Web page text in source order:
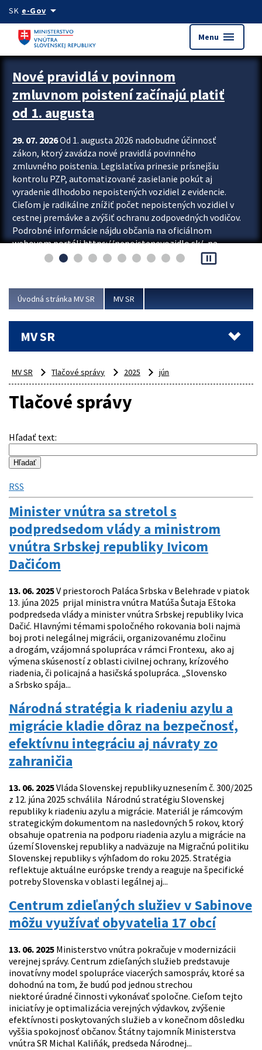
Preskocit na hlavný obsah
SK e-Govarrow_drop_down
Menu menu
Zastavit automatický posun upútavok
Nové pravidlá v povinnom
zmluvnom poistení začínajú platiť
od 1. augusta
29. 07. 2026Od 1. augusta 2026 nadobudne účinnosť
zákon, ktorý zavádza nové pravidlá povinného
zmluvného poistenia. Legislatíva prinesie prísnejšiu
kontrolu PZP, automatizované zasielanie pokút aj
vyradenie dlhodobo nepoistených vozidiel z evidencie.
Cieľom je radikálne znížiť počet nepoistených vozidiel v
cestnej premávke a zvýšiť ochranu zodpovedných vodičov.
Podrobné informácie nájdu občania na oficiálnom
webovom portáli https://nepoistenevozidlo.sk/, na
ktorom od augusta pribudne aj možnosť overiť si...
pause_presentation
Úvodná stránka MV SR MV SR
MV SR
MV SR Tlačové správy 2025 jún
Tlačové správy
Hľadať text:
RSS
Minister vnútra sa stretol s
podpredsedom vlády a ministrom
vnútra Srbskej republiky Ivicom
Dačićom
13. 06. 2025V priestoroch Paláca Srbska v Belehrade v piatok
13. júna 2025 prijal ministra vnútra Matúša Šutaja Eštoka
podpredseda vlády a minister vnútra Srbskej republiky Ivica
Dačić. Hlavnými témami spoločného rokovania boli najmä
boj proti nelegálnej migrácii, organizovanému zločinu
a drogám, vzájomná spolupráca v rámci Frontexu, ako aj
výmena skúseností z oblasti civilnej ochrany, krízového
riadenia, či policajná a hasičská spolupráca. „Slovensko
a Srbsko spája...
Národná stratégia k riadeniu azylu a
migrácie kladie dôraz na bezpečnosť,
efektívnu integráciu aj návraty zo
zahraničia
13. 06. 2025Vláda Slovenskej republiky uznesením č. 300/2025
z 12. júna 2025 schválila Národnú stratégiu Slovenskej
republiky k riadeniu azylu a migrácie. Materiál je rámcovým
strategickým dokumentom na nasledovných 5 rokov, ktorý
obsahuje opatrenia na podporu riadenia azylu a migrácie na
území Slovenskej republiky a nadväzuje na Migračnú politiku
Slovenskej republiky s výhľadom do roku 2025. Stratégia
reflektuje aktuálne európske trendy a reaguje na špecifické
potreby Slovenska v oblasti legálnej aj...
Centrum zdieľaných služiev v Sabinove
môžu využívať obyvatelia 17 obcí
13. 06. 2025 Ministerstvo vnútra pokračuje v modernizácii
verejnej správy. Centrum zdieľaných služieb predstavuje
inovatívny model spolupráce viacerých samospráv, ktoré sa
dohodnú na tom, že budú pod jednou strechou
niektoré úradné činnosti vykonávať spoločne. Cieľom tejto
iniciatívy je optimalizácia verejných výdavkov, zvýšenie
efektívnosti poskytovaných služieb a v konečnom dôsledku
vyššia spokojnosť občanov. Štátny tajomník Ministerstva
vnútra SR Michal Kaliňák, predseda Národnej...